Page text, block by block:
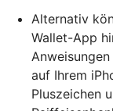
Alternativ
Wallet-App
auf Ihrem
Pluszeichen